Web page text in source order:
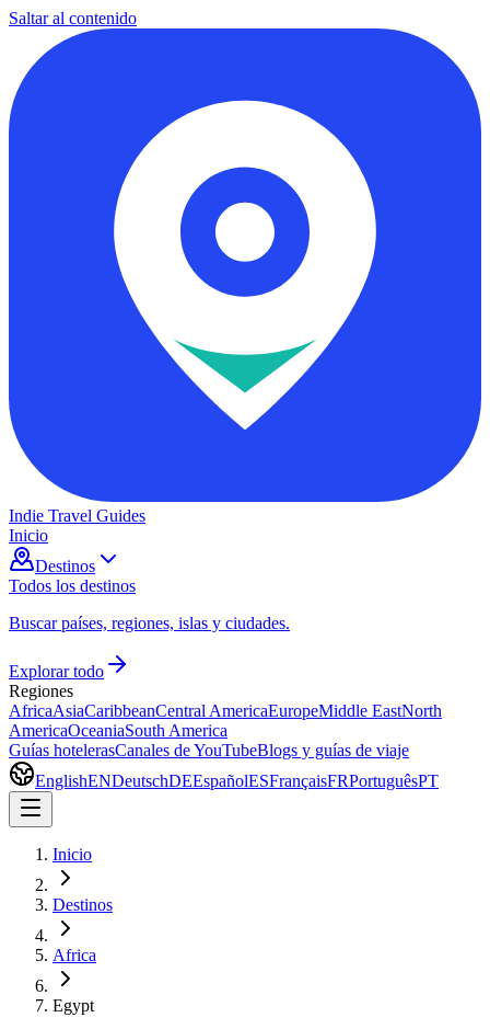
Saltar al contenido
Indie Travel Guides
Inicio
Destinos
Todos los destinos
Buscar países, regiones, islas y ciudades.
Explorar todo
Regiones
AfricaAsiaCaribbeanCentral AmericaEuropeMiddle EastNorth
AmericaOceaniaSouth America
Guías hotelerasCanales de YouTubeBlogs y guías de viaje
EnglishENDeutschDEEspañolESFrançaisFRPortuguêsPT
Inicio
Destinos
Africa
Egypt